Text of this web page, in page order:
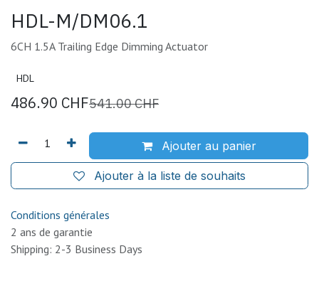
HDL-M/DM06.1
6CH 1.5A Trailing Edge Dimming Actuator
HDL
486.90 CHF541.00CHF
Ajouter au panier
Ajouter à la liste de souhaits
Conditions générales
2 ans de garantie
Shipping: 2-3 Business Days